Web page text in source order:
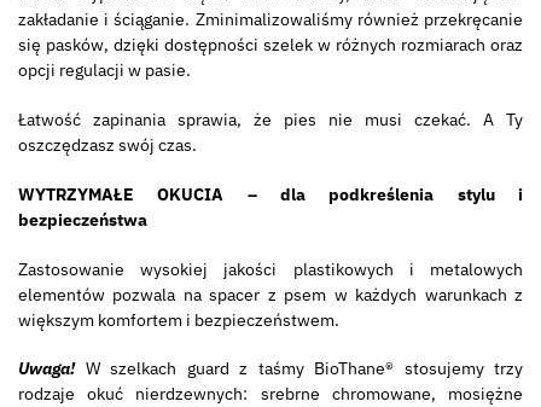
zakładanie i ściąganie. Zminimalizowaliśmy również przekręcanie
się pasków, dzięki dostępności szelek w różnych rozmiarach oraz
opcji regulacji w pasie.
Łatwość zapinania sprawia, że pies nie musi czekać. A Ty
oszczędzasz swój czas.
WYTRZYMAŁE OKUCIA – dla podkreślenia stylu i
bezpieczeństwa
Zastosowanie wysokiej jakości plastikowych i metalowych
elementów pozwala na spacer z psem w każdych warunkach z
większym komfortem i bezpieczeństwem.
Uwaga!W szelkach guard z taśmy BioThane® stosujemy trzy
rodzaje okuć nierdzewnych: srebrne chromowane, mosiężne